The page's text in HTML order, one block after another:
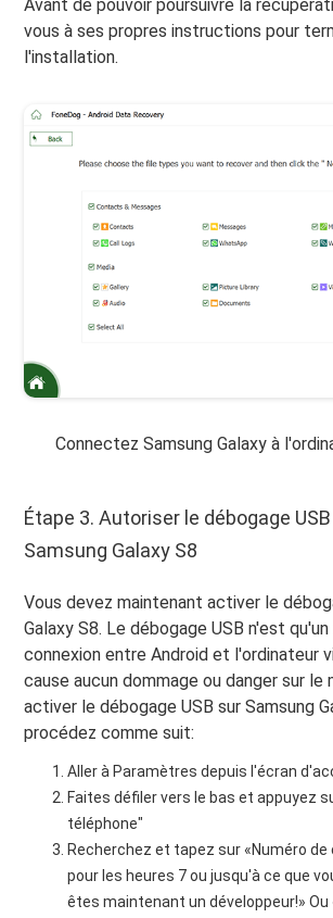
Avant de pouvoir poursuivre la
vous à ses propres instructions pour
l'installation.
Connectez Samsung Galaxy à
Étape 3. Autoriser le débogage
Samsung Galaxy S8
Vous devez maintenant activer le
Galaxy S8. Le débogage USB n'est
connexion entre Android et l'ordinateur
cause aucun dommage ou danger sur le
activer le débogage USB sur Samsung
procédez comme suit:
Aller à Paramètres depuis l'écran
Faites défiler vers le bas et appuyez
téléphone"
Recherchez et tapez sur «Numéro
pour les heures 7 ou jusqu'à ce que
êtes maintenant un développeur!» Ou